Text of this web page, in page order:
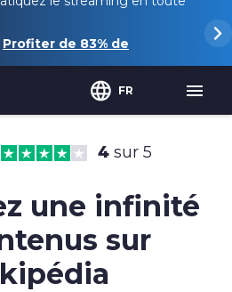
Profiter de 83% de
FR
4 sur 5
une infinité
sur